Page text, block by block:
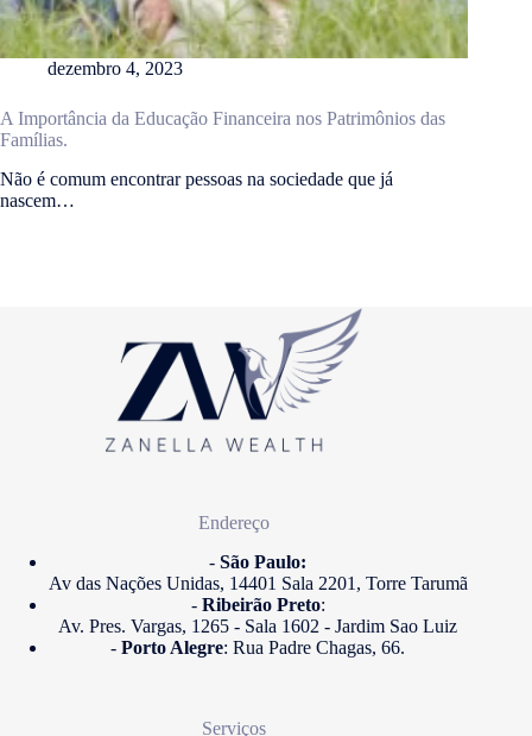
dezembro 4, 2023
A Importância da Educação Financeira nos Patrimônios das
Famílias.
Não é comum encontrar pessoas na sociedade que já
nascem…
Endereço
- São Paulo:
Av das Nações Unidas, 14401 Sala 2201, Torre Tarumã
-Ribeirão Preto:
Av. Pres. Vargas, 1265 - Sala 1602 - Jardim Sao Luiz
-Porto Alegre: Rua Padre Chagas, 66.
Serviços